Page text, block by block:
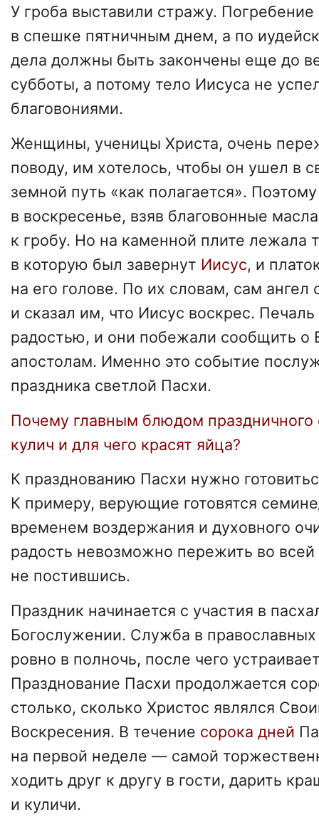
У гроба выставили стражу.
в спешке пятничным днем, а по
дела должны быть закончены еще до
субботы, а потому тело Иисуса не
благовониями.
Женщины, ученицы Христа, очень
поводу, им хотелось, чтобы он ушел в
земной путь «как полагается».
в воскресенье, взяв благовонные
к гробу. Но на каменной плите лежала
в которую был завернут Иисус, и
на его голове. По их словам, сам ангел
и сказал им, что Иисус воскрес.
радостью, и они побежали сообщить о
апостолам. Именно это событие
праздника светлой Пасхи.
Почему главным блюдом праздничного
кулич и для чего красят яйца?
К празднованию Пасхи нужно
К примеру, верующие готовятся
временем воздержания и духовного
радость невозможно пережить во всей
не постившись.
Праздник начинается с участия в
Богослужении. Служба в
ровно в полночь, после чего
Празднование Пасхи продолжается
столько, сколько Христос являлся
Воскресения. В течение сорока дней
на первой неделе — самой
ходить друг к другу в гости, дарить
и куличи.